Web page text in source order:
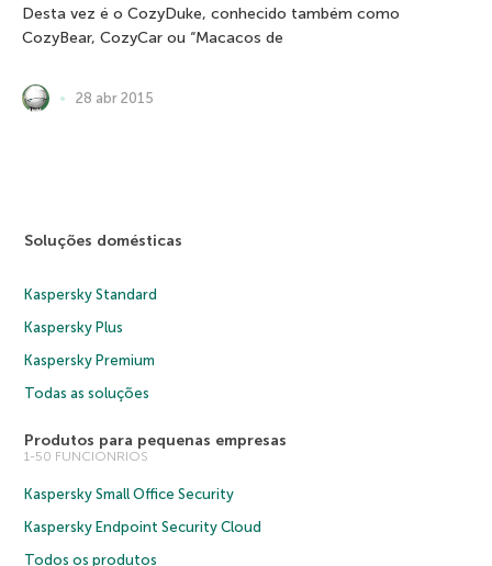
Desta vez é o CozyDuke, conhecido também como
CozyBear, CozyCar ou “Macacos de
28 abr 2015
Soluções domésticas
Kaspersky Standard
Kaspersky Plus
Kaspersky Premium
Todas as soluções
Produtos para pequenas empresas
1-50 FUNCIONRIOS
Kaspersky Small Office Security
Kaspersky Endpoint Security Cloud
Todos os produtos